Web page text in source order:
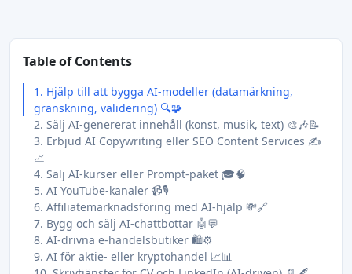
Table of Contents
1. Hjälp till att bygga AI-modeller (datamärkning,
granskning, validering) 🔍🧩
2. Sälj AI-genererat innehåll (konst, musik, text) 🎨🎶📝
3. Erbjud AI Copywriting eller SEO Content Services ✍️
📈
4. Sälj AI-kurser eller Prompt-paket 🎓🧠
5. AI YouTube-kanaler 📹🎙️
6. Affiliatemarknadsföring med AI-hjälp 💸🔗
7. Bygg och sälj AI-chattbottar 🤖💬
8. AI-drivna e-handelsbutiker 🛍️⚙️
9. AI för aktie- eller kryptohandel 📈📊